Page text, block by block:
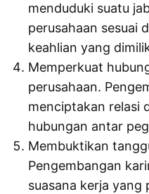
menduduki suatu
perusahaan sesuai
keahlian yang
Memperkuat
perusahaan.
menciptakan relasi
hubungan antar
Membuktikan
Pengembangan
suasana kerja yang